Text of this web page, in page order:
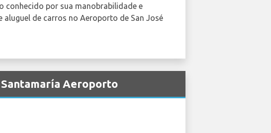
conhecido por sua manobrabilidade e
de carros no Aeroporto de San José
Aeroporto